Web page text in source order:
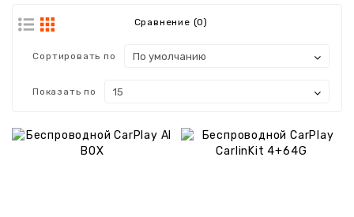
Акции
Сравнение (0)
Сортировать по
Показать по